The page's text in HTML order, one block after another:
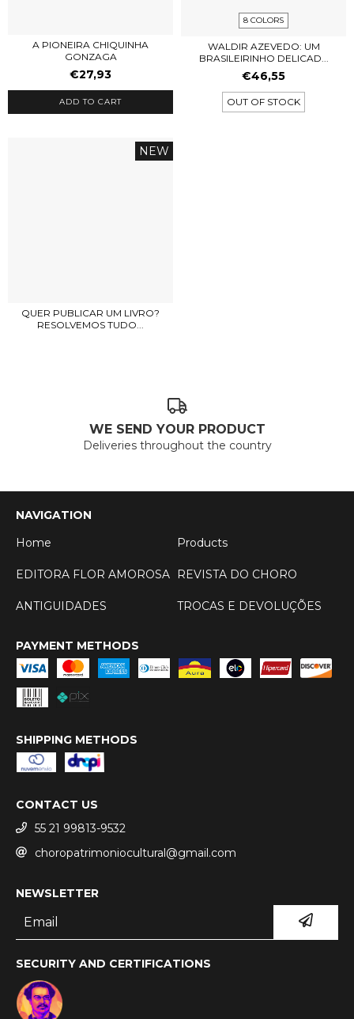
A PIONEIRA CHIQUINHA
GONZAGA
€27,93
ADD TO CART
8 COLORS
WALDIR AZEVEDO: UM
BRASILEIRINHO DELICAD...
€46,55
OUT OF STOCK
NEW
QUER PUBLICAR UM LIVRO?
RESOLVEMOS TUDO...
WE SEND YOUR PRODUCT
Deliveries throughout the country
NAVIGATION
Home
Products
EDITORA FLOR AMOROSA REVISTA DO CHORO
ANTIGUIDADES TROCAS E DEVOLUÇÕES
PAYMENT METHODS
SHIPPING METHODS
CONTACT US
55 21 99813-9532
choropatrimoniocultural@gmail.com
NEWSLETTER
SECURITY AND CERTIFICATIONS